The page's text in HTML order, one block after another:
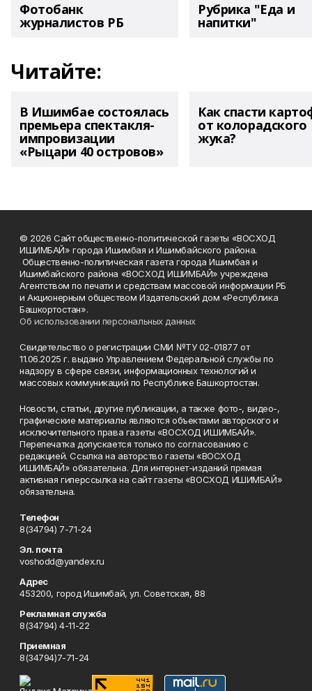
Фотобанк
журналистов РБ
Рубрика "Еда и
напитки"
Читайте:
В Ишимбае состоялась
премьера спектакля-
импровизации
«Рыцари 40 островов»
Как спасти
от колорадского
жука?
© 2026 Сайт общественно-политической газеты «ВОСХОД
ИШИМБАЙ» города Ишимбая и Ишимбайского района.
Общественно-политическая газета города Ишимбая и
Ишимбайского района «ВОСХОД ИШИМБАЙ» учреждена
Агентством по печати и средствам массовой информации РБ
и Акционерным обществом Издательский дом «Республика
Башкортостан».
Об использовании персональных данных
Свидетельство о регистрации СМИ №ТУ 02-01877 от
11.06.2025 г. выдано Управлением Федеральной службы по
надзору в сфере связи, информационных технологий и
массовых коммуникаций по Республике Башкортостан.
Новости, статьи, другие публикации, а также фото-, видео-,
графические материалы являются объектами авторского и
исключительного права газеты «ВОСХОД ИШИМБАЙ».
Перепечатка допускается только по согласованию с
редакцией. Ссылка на авторство газеты «ВОСХОД
ИШИМБАЙ» обязательна. Для интернет-изданий прямая
активная гиперссылка на сайт газеты «ВОСХОД ИШИМБАЙ»
обязательна.
Телефон
8(34794) 7-71-24
Эл. почта
voshodd@yandex.ru
Адрес
453200, город Ишимбай, ул. Советская, 88
Рекламная служба
8(34794) 4-11-22
Приемная
8(34794)7-71-24